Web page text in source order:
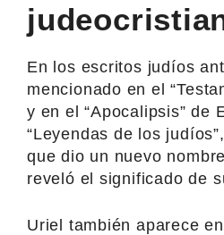
En los escritos judíos
mencionado en el
y en el “Apocalipsis” de
“Leyendas de los
que dio un nuevo
reveló el significado de
Uriel también aparece